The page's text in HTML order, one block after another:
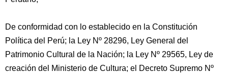
De conformidad con lo establecido en la Constitución
Política del Perú; la Ley Nº 28296, Ley General del
Patrimonio Cultural de la Nación; la Ley Nº 29565, Ley de
creación del Ministerio de Cultura; el Decreto Supremo Nº